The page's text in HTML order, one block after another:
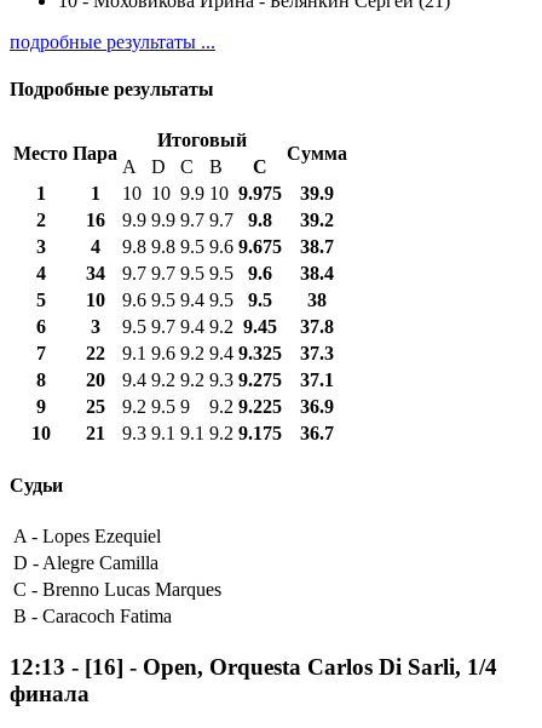
подробные результаты ...
Подробные результаты
Место Пара
Итоговый
Сумма
A D C B
С
1
1 10 10 9.9 10 9.975
39.9
2
16 9.9 9.9 9.7 9.7 9.8
39.2
3
4 9.8 9.8 9.5 9.6 9.675
38.7
4
34 9.7 9.7 9.5 9.5 9.6
38.4
5
10 9.6 9.5 9.4 9.5 9.5
38
6
3 9.5 9.7 9.4 9.2 9.45
37.8
7
22 9.1 9.6 9.2 9.4 9.325
37.3
8
20 9.4 9.2 9.2 9.3 9.275
37.1
9
25 9.2 9.5 9 9.2 9.225
36.9
10
21 9.3 9.1 9.1 9.2 9.175 36.7
Судьи
A - Lopes Ezequiel
D - Alegre Camilla
C - Brenno Lucas Marques
B - Caracoch Fatima
12:13 - [16] - Open, Orquesta Carlos Di Sarli, 1/4
финала